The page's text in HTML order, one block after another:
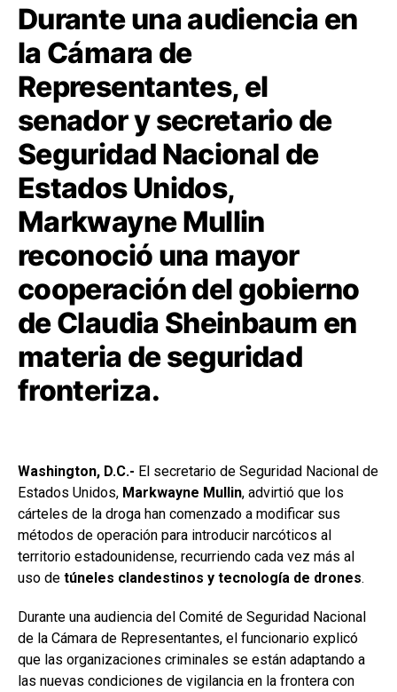
Durante una audiencia en
la Cámara de
Representantes, el
senador y secretario de
Seguridad Nacional de
Estados Unidos,
Markwayne Mullin
reconoció una mayor
cooperación del gobierno
de Claudia Sheinbaum en
materia de seguridad
fronteriza.
Washington, D.C.- El secretario de Seguridad Nacional de
Estados Unidos, Markwayne Mullin, advirtió que los
cárteles de la droga han comenzado a modificar sus
métodos de operación para introducir narcóticos al
territorio estadounidense, recurriendo cada vez más al
uso de túneles clandestinos y tecnología de drones.
Durante una audiencia del Comité de Seguridad Nacional
de la Cámara de Representantes, el funcionario explicó
que las organizaciones criminales se están adaptando a
las nuevas condiciones de vigilancia en la frontera con